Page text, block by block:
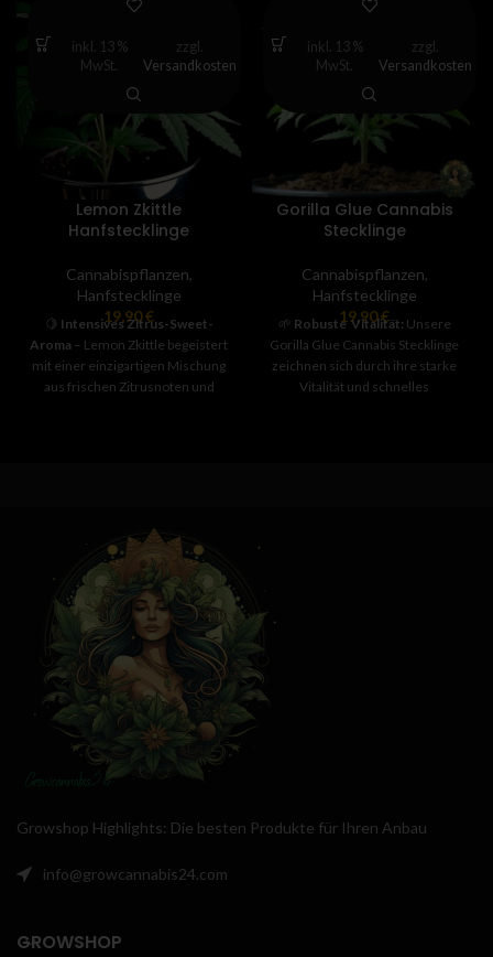
Lemon Zkittle
Hanfstecklinge
Cannabispflanzen,
Hanfstecklinge
19,90€
🍋 Intensives Zitrus-Sweet-
Aroma – Lemon Zkittle begeistert
mit einer einzigartigen Mischung
aus frischen Zitrusnoten und
Sorte zu einem echten Blickfang
im Garten oder Growroom.
Ideal für Outdoor & Indoor
Robuste Genetik, farbenfrohes
Wachstum und starke Wirkung
machen Lemon Zkittle perfekt für
alle Anbaulevel.
inkl. 13 %
MwSt.
zzgl.
Versandkosten
Gorilla Glue Cannabis
Stecklinge
Cannabispflanzen,
Hanfstecklinge
19,90€
🌱 Robuste Vitalität: Unsere
Gorilla Glue Cannabis Stecklinge
zeichnen sich durch ihre starke
Vitalität und schnelles
inkl. 13 %
MwSt.
zzgl.
Versandkosten
Growshop Highlights: Die besten Produkte für Ihren Anbau
info@growcannabis24.com
GROWSHOP